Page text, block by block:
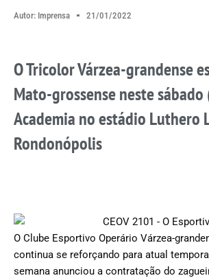
Autor: Imprensa 21/01/2022
O Tricolor Várzea-grandense
Mato-grossense neste
Academia no estádio Luthero
Rondonópolis
O Clube Esportivo Operário Várzea-
continua se reforçando para atual
semana anunciou a contratação do